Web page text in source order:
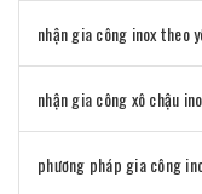
nhận gia công inox theo
nhận gia công xô chậu
phương pháp gia công